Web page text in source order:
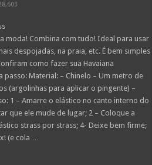
moda! Combina com tudo! Ideal para usar
despojadas, na praia, etc. É bem simples
como fazer sua Havaiana
passo: Material: – Chinelo – Um metro de
(argolinhas para aplicar o pingente) –
1 – Amarre o elástico no canto interno do
que ele mude de lugar; 2 – Coloque a
strass por strass; 4- Deixe bem firme;
(e cola …